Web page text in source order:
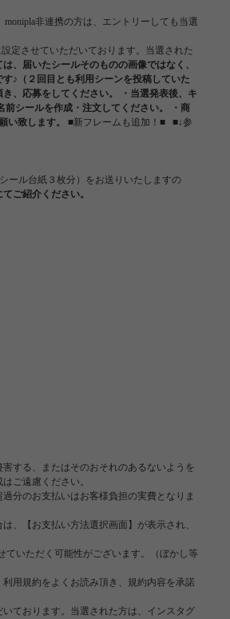
非連携の方は、エントリーしても当選
定させていただいております。当選された
、届いたシールそのものの画像ではなく、
♪（２回目とも利用シーンを投稿していた
、応募をしてください。
・当選発表後、キ
シールを作成・注文してください。
・商
い致します。
■新フレームも追加！■ ■↓参
ール台紙３枚分）をお送りいたしますの
ご紹介ください。
する、またはそのおそれのあるないようを
ご遠慮ください。
分のお支払いはお客様負担の実費となりま
、【お支払い方法選択画面】が表示され、
ていただく可能性がございます。（ぼかし等
用規約をよくお読み頂き、規約内容を承諾
ております。当選された方は、インスタグ